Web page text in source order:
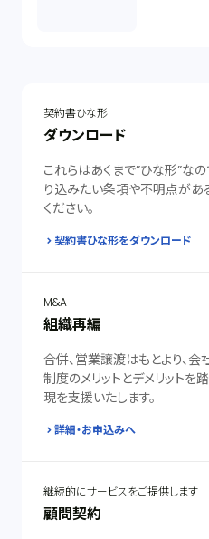
契約書ひな形
ダウンロード
これらはあくまで”ひな形”な
り込みたい条項や不明点があ
ください。
契約書ひな形をダウンロード
M&A
組織再編
合併、営業譲渡はもとより、
制度のメリットとデメリット
現を支援いたします。
詳細・お申込みへ
継続的にサービスをご提供します
顧問契約